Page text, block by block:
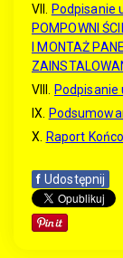
VII.
Podpisanie
POMPOWNI
I MONTAŻ
VIII.
Podpisanie
IX.
X.
Raport
f Udostępnij